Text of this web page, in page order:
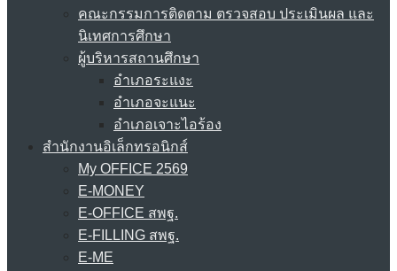
คณะกรรมการติดตาม ตรวจสอบ ประเมินผล และ
นิเทศการศึกษา
ผู้บริหารสถานศึกษา
อำเภอระแงะ
อำเภอจะแนะ
อำเภอเจาะไอร้อง
สำนักงานอิเล็กทรอนิกส์
My OFFICE 2569
E-MONEY
E-OFFICE สพฐ.
E-FILLING สพฐ.
E-ME